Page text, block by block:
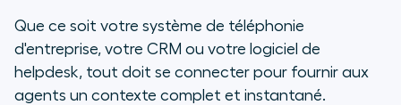
Que ce soit votre système de téléphonie
d'entreprise, votre CRM ou votre logiciel de
helpdesk, tout doit se connecter pour fournir aux
agents un contexte complet et instantané.